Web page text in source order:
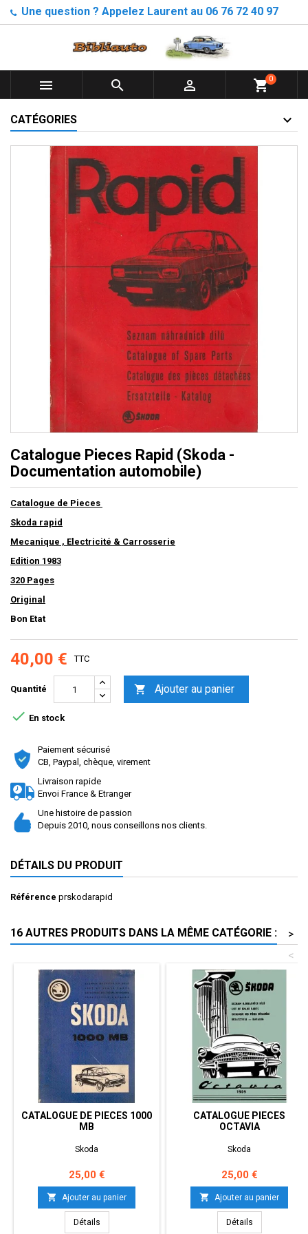
Une question ? Appelez Laurent au 06 76 72 40 97
   shopping_cart0
CATÉGORIES
Catalogue Pieces Rapid (Skoda -
Documentation automobile)
Catalogue de Pieces
Skoda rapid
Mecanique , Electricité & Carrosserie
Edition 1983
320 Pages
Original
Bon Etat
40,00 € TTC
Quantité  Ajouter au panier
 En stock
Paiement sécurisé
CB, Paypal, chèque, virement
Livraison rapide
Envoi France & Etranger
Une histoire de passion
Depuis 2010, nous conseillons nos clients.
DÉTAILS DU PRODUIT
Référence prskodarapid
16 AUTRES PRODUITS DANS LA MÊME CATÉGORIE :
>
<
CATALOGUE DE PIECES 1000
MB
Skoda
Prix
25,00 €
 Ajouter au panier
Détails
CATALOGUE PIECES
OCTAVIA
Skoda
Prix
25,00 €
 Ajouter au panier
Détails